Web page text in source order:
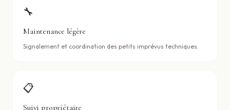
🔧
Maintenance légère
Signalement et coordination des petits imprévus techniques.
📋
Suivi propriétaire